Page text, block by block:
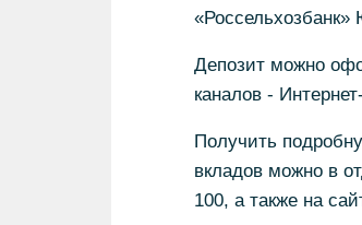
Депозит можно
каналов -
Получить
вкладов можно в
100, а также на